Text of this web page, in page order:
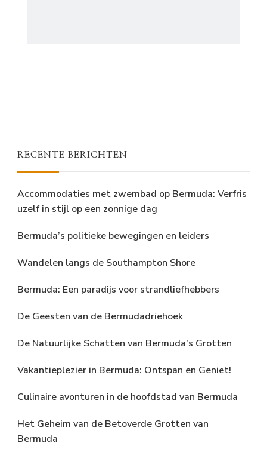
RECENTE BERICHTEN
Accommodaties met zwembad op Bermuda: Verfris
uzelf in stijl op een zonnige dag
Bermuda’s politieke bewegingen en leiders
Wandelen langs de Southampton Shore
Bermuda: Een paradijs voor strandliefhebbers
De Geesten van de Bermudadriehoek
De Natuurlijke Schatten van Bermuda’s Grotten
Vakantieplezier in Bermuda: Ontspan en Geniet!
Culinaire avonturen in de hoofdstad van Bermuda
Het Geheim van de Betoverde Grotten van
Bermuda